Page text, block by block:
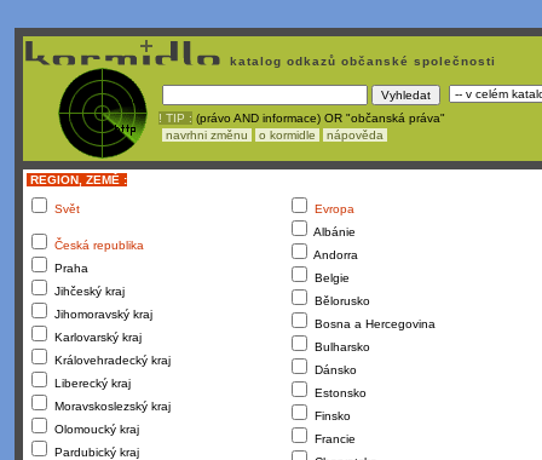
katalog odkazů občanské společnosti
! TIP : (právo AND informace) OR "občanská práva"
navrhni změnu
o kormidle nápověda
REGION, ZEMĚ :
Svět
Česká republika
Praha
Jihčeský kraj
Jihomoravský kraj
Karlovarský kraj
Královehradecký kraj
Liberecký kraj
Moravskoslezský kraj
Olomoucký kraj
Pardubický kraj
Evropa
Albánie
Andorra
Belgie
Bělorusko
Bosna a Hercegovina
Bulharsko
Dánsko
Estonsko
Finsko
Francie